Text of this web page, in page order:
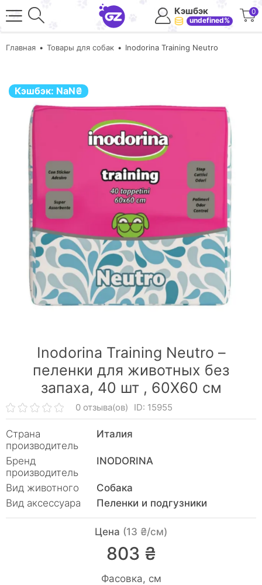
Кэшбэк
undefined%
0
Главная Товары для собак Inodorina Training Neutro
Кэшбэк: NaN₴
Inodorina Training Neutro –
пеленки для животных без
запаха, 40 шт , 60Х60 см
0 отзыва(ов) ID: 15955
Страна
производитель
Италия
Бренд
производитель
INODORINA
Вид животного
Собака
Вид аксессуара
Пеленки и подгузники
Цена (13 ₴/см)
803 ₴
Фасовка, см